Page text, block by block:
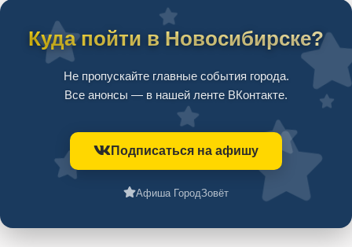
Куда пойти в Новосибирске?
Не пропускайте главные события города.
Все анонсы — в нашей ленте ВКонтакте.
Подписаться на афишу
Афиша ГородЗовёт